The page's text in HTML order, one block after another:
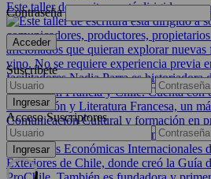
Este taller de escritura está dirigido a
Contraseña
Suscríbete
Acceso Suscriptores